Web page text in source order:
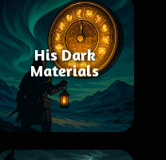
His Dark
Materials